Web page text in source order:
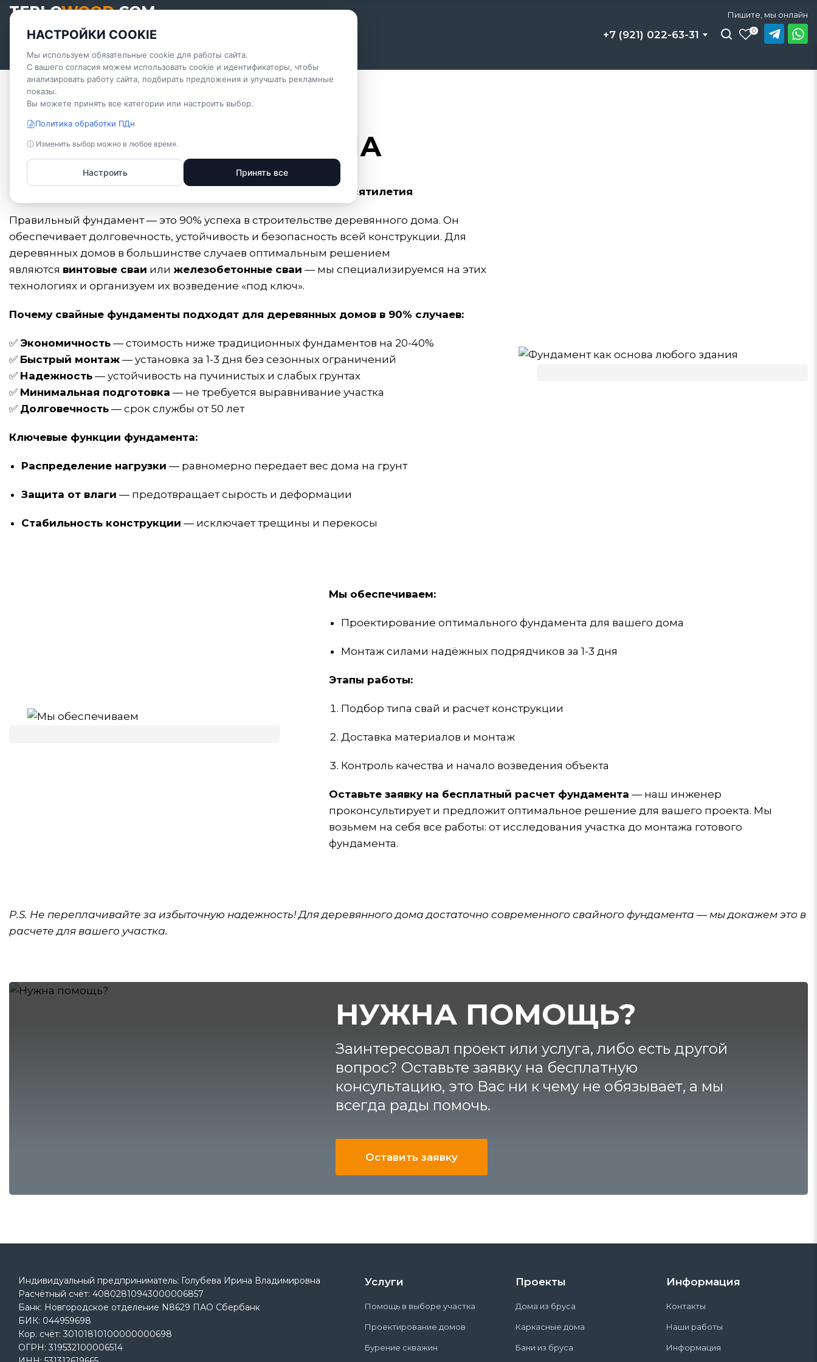
TEPLOWOOD.COM
тепло и уют под
ключ
Пишите, мы онлайн
+7 (921) 022-63-31 0
Главная
ФУНДАМЕНТ ДЛЯ ДОМА
Фундамент для деревянного дома: надежная основа на десятилетия
Правильный фундамент — это 90% успеха в строительстве деревянного дома. Он
обеспечивает долговечность, устойчивость и безопасность всей конструкции. Для
деревянных домов в большинстве случаев оптимальным решением
являются винтовые сваи или железобетонные сваи — мы специализируемся на этих
технологиях и организуем их возведение «под ключ».
Почему свайные фундаменты подходят для деревянных домов в 90% случаев:
✅ Экономичность — стоимость ниже традиционных фундаментов на 20-40%
✅ Быстрый монтаж — установка за 1-3 дня без сезонных ограничений
✅ Надежность — устойчивость на пучинистых и слабых грунтах
✅ Минимальная подготовка — не требуется выравнивание участка
✅ Долговечность — срок службы от 50 лет
Ключевые функции фундамента:
Распределение нагрузки — равномерно передает вес дома на грунт
Защита от влаги — предотвращает сырость и деформации
Стабильность конструкции — исключает трещины и перекосы
Мы обеспечиваем:
Проектирование оптимального фундамента для вашего дома
Монтаж силами надёжных подрядчиков за 1-3 дня
Этапы работы:
Подбор типа свай и расчет конструкции
Доставка материалов и монтаж
Контроль качества и начало возведения объекта
Оставьте заявку на бесплатный расчет фундамента — наш инженер
проконсультирует и предложит оптимальное решение для вашего проекта. Мы
возьмем на себя все работы: от исследования участка до монтажа готового
фундамента.
P.S. Не переплачивайте за избыточную надежность! Для деревянного дома достаточно современного свайного фундамента — мы докажем это в
расчете для вашего участка.
НУЖНА ПОМОЩЬ?
Заинтересовал проект или услуга, либо есть другой
вопрос? Оставьте заявку на бесплатную
консультацию, это Вас ни к чему не обязывает, а мы
всегда рады помочь.
Оставить заявку
Индивидуальный предприниматель: Голубева Ирина Владимировна
Расчётный счёт: 40802810943000006857
Банк: Новгородское отделение N8629 ПАО Сбербанк
БИК: 044959698
Кор. cчёт: 30101810100000000698
ОГРН: 319532100006514
Услуги
Помощь в выборе участка
Проектирование домов
Бурение скважин
Проекты
Дома из бруса
Каркасные дома
Бани из бруса
Информация
Контакты
Наши работы
Информация
НАСТРОЙКИ COOKIE
Мы используем обязательные cookie для работы сайта.
С вашего согласия можем использовать cookie и идентификаторы, чтобы
анализировать работу сайта, подбирать предложения и улучшать рекламные
показы.
Вы можете принять все категории или настроить выбор.
Политика обработки ПДн
ⓘ Изменить выбор можно в любое время.
Настроить Принять все